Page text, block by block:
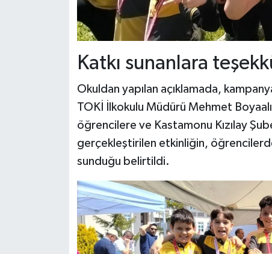
Katkı sunanlara
Okuldan yapılan açıklamada,
TOKİ İlkokulu Müdürü Mehmet
öğrencilere ve Kastamonu Kızılay
gerçekleştirilen etkinliğin, öğrencilerde
sunduğu belirtildi.